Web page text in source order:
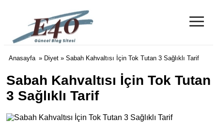
e40 Blog
≡
Anasayfa » Diyet » Sabah Kahvaltısı İçin Tok Tutan 3 Sağlıklı Tarif
Sabah Kahvaltısı İçin Tok Tutan
3 Sağlıklı Tarif